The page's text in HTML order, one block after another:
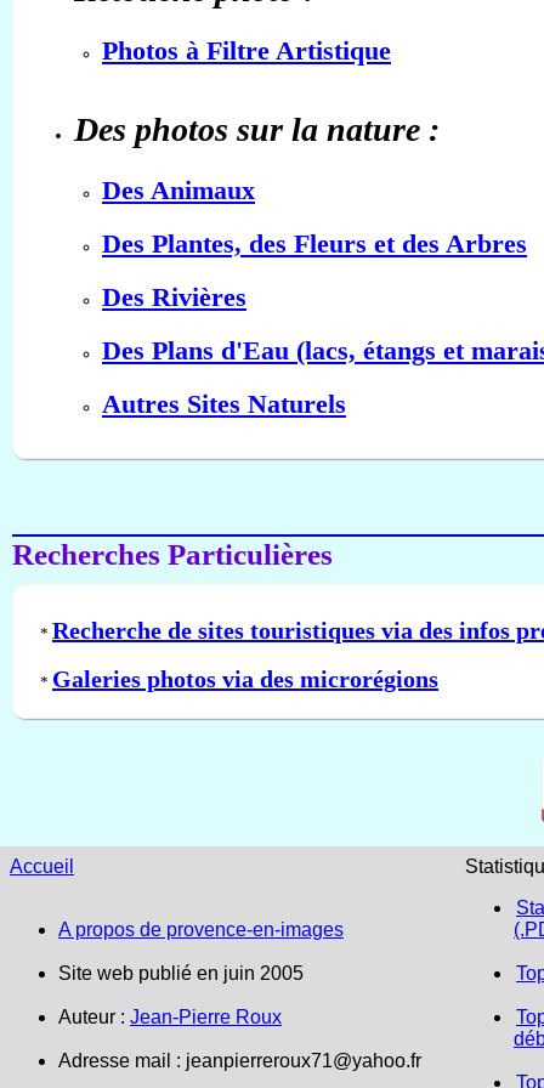
Photos à Filtre Artistique
Des photos sur la nature :
Des Animaux
Des Plantes, des Fleurs et des Arbres
Des Rivières
Des Plans d'Eau (lacs, étangs et
Autres Sites Naturels
Recherches Particulières
* Recherche de sites touristiques via des infos
* Galeries photos via des microrégions
Accueil
A propos de provence-en-images
Site web publié en juin 2005
Auteur : Jean-Pierre Roux
Adresse mail : jeanpierreroux71@yahoo.fr